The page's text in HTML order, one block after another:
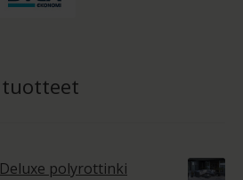
polyrottinki